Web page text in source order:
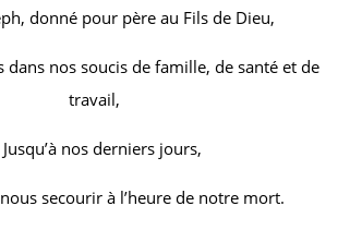
donné pour père au Fils de Dieu,
dans nos soucis de famille, de santé et de
travail,
Jusqu’à nos derniers jours,
secourir à l’heure de notre mort.